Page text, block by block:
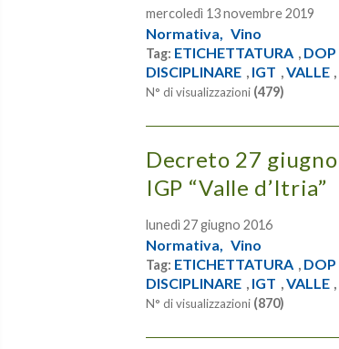
mercoledì 13 novembre 2019
Normativa, Vino
Tag: ETICHETTATURA , DOP
DISCIPLINARE , IGT ,VALLE ,
N° di visualizzazioni (479)
Decreto 27
IGP “Valle d’Itria”
lunedì 27 giugno 2016
Normativa, Vino
Tag: ETICHETTATURA , DOP
DISCIPLINARE , IGT ,VALLE ,
N° di visualizzazioni (870)